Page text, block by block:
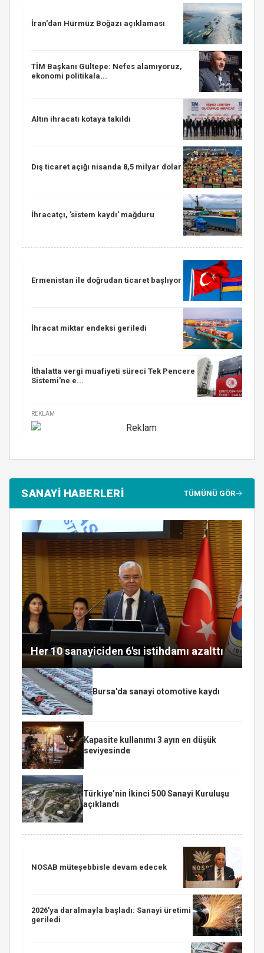
İran'dan Hürmüz Boğazı açıklaması
TİM Başkanı Gültepe: Nefes alamıyoruz,
ekonomi politikala...
Altın ihracatı kotaya takıldı
Dış ticaret açığı nisanda 8,5 milyar dolar
İhracatçı, 'sistem kaydı' mağduru
Ermenistan ile doğrudan ticaret başlıyor
İhracat miktar endeksi geriledi
İthalatta vergi muafiyeti süreci Tek Pencere
Sistemi'ne e...
REKLAM
SANAYİ HABERLERİ TÜMÜNÜ GÖR
Her 10 sanayiciden 6'sı istihdamı azalttı
Bursa'da sanayi otomotive kaydı
Kapasite kullanımı 3 ayın en düşük
seviyesinde
Türkiye’nin İkinci 500 Sanayi Kuruluşu
açıklandı
NOSAB müteşebbisle devam edecek
2026'ya daralmayla başladı: Sanayi üretimi
geriledi